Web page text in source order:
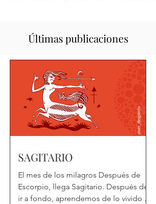
​Últimas publicaciones
SAGITARIO
El mes de los milagros Después de
Escorpio, llega Sagitario. Después de
ir a fondo, aprendemos de lo vivido y